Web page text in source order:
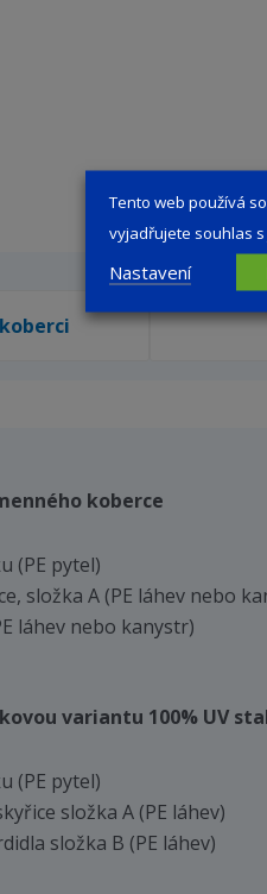
koberce
(PE pytel)
složka A (PE láhev nebo
láhev nebo kanystr)
variantu 100% UV
(PE pytel)
složka A (PE láhev)
složka B (PE láhev)
Tento web používá
vyjadřujete souhlas
Nastavení